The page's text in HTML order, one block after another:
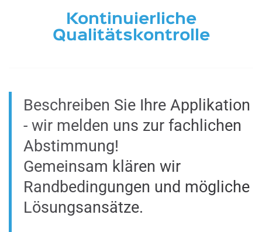
Kontinuierliche
Qualitätskontrolle
Beschreiben Sie Ihre Applikation
- wir melden uns zur fachlichen
Abstimmung!
Gemeinsam klären wir
Randbedingungen und mögliche
Lösungsansätze.